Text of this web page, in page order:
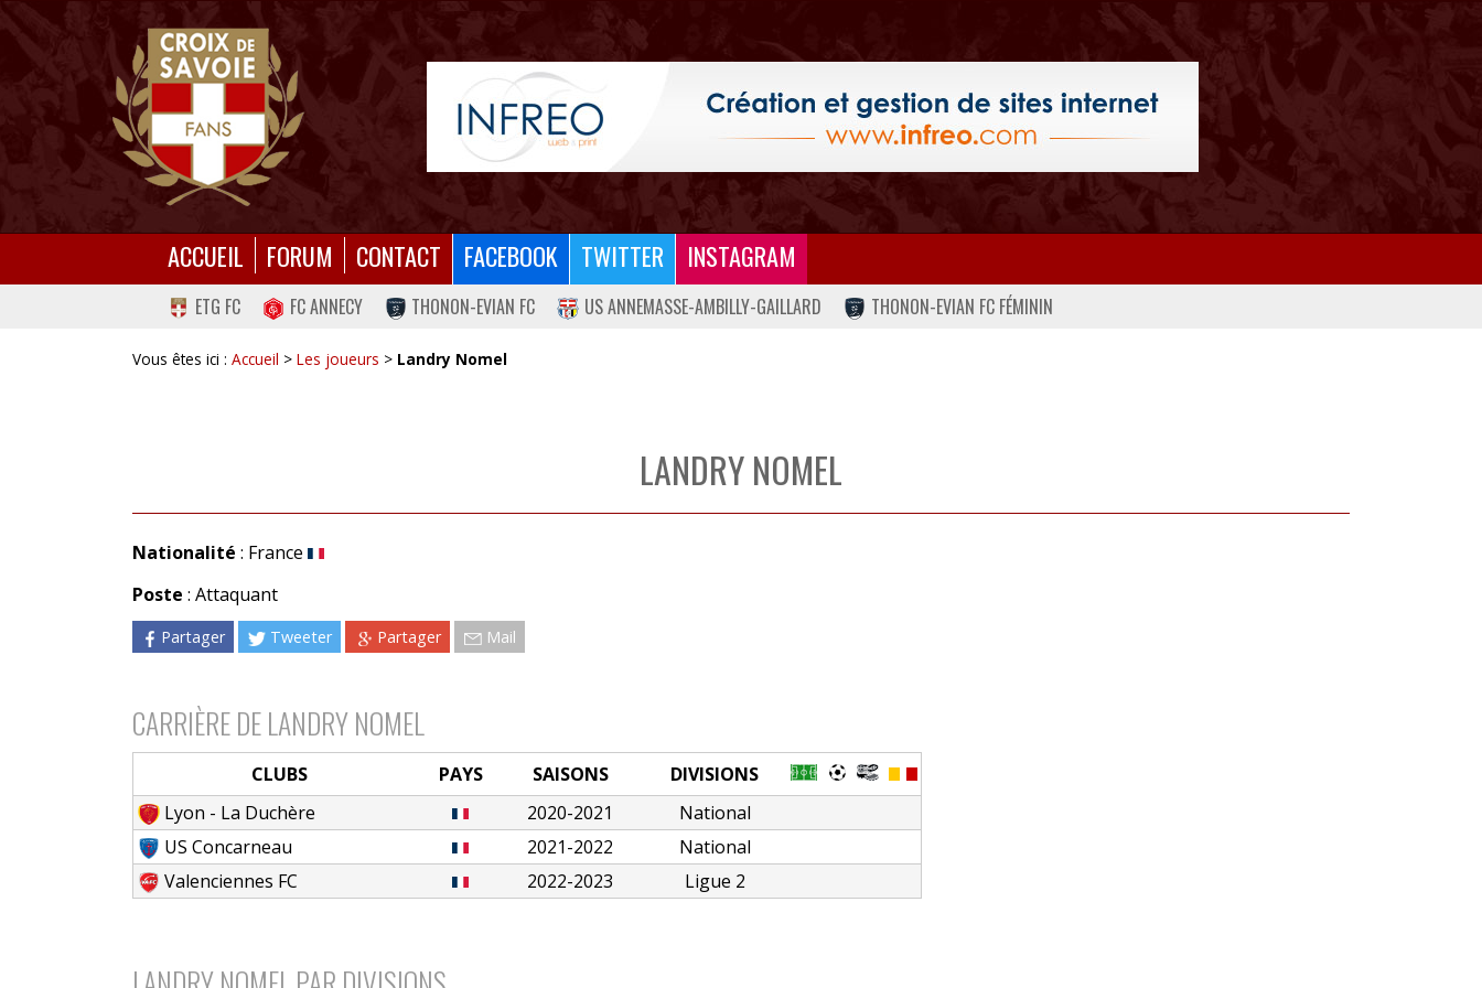
ACCUEIL FORUM CONTACT FACEBOOK TWITTER INSTAGRAM
ETG FC FC ANNECY THONON-EVIAN FC US ANNEMASSE-AMBILLY-GAILLARD THONON-EVIAN FC FÉMININ
Vous êtes ici : Accueil > Les joueurs > Landry Nomel
LANDRY NOMEL
Nationalité : France
Poste : Attaquant
Partager Tweeter Partager Mail
CARRIÈRE DE LANDRY NOMEL
CLUBS PAYS SAISONS
DIVISIONS
Lyon - La Duchère
2020-2021
National
US Concarneau
2021-2022
National
Valenciennes FC
2022-2023 Ligue 2